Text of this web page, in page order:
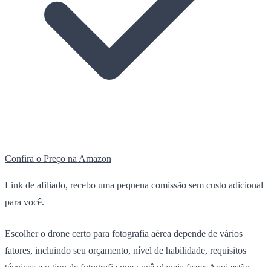
Confira o Preço na Amazon
Link de afiliado, recebo uma pequena comissão sem custo adicional
para você.
Escolher o drone certo para fotografia aérea depende de vários
fatores, incluindo seu orçamento, nível de habilidade, requisitos